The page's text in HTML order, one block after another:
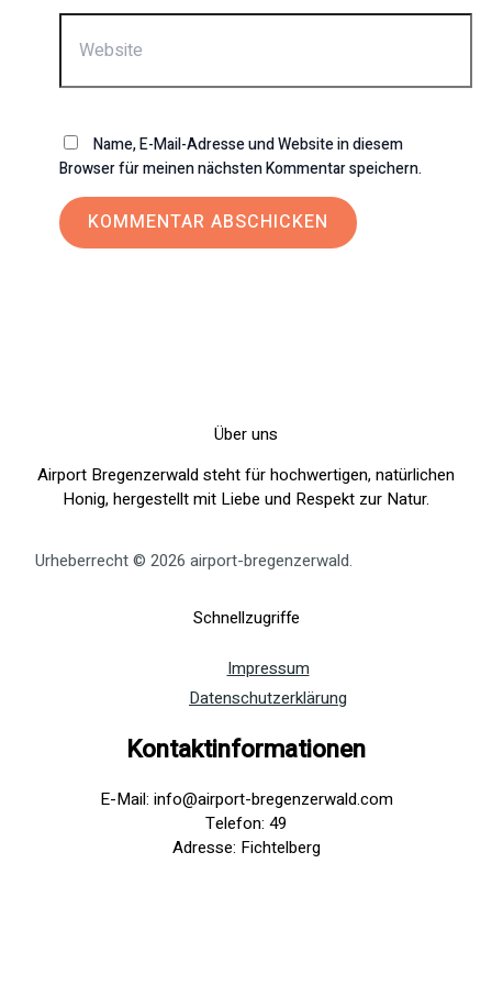
Website
Name, E-Mail-Adresse und Website in diesem
Browser für meinen nächsten Kommentar speichern.
Über uns
Airport Bregenzerwald steht für hochwertigen, natürlichen
Honig, hergestellt mit Liebe und Respekt zur Natur.
Urheberrecht © 2026 airport-bregenzerwald.
Schnellzugriffe
Impressum
Datenschutzerklärung
Kontaktinformationen
E-Mail: info@airport-bregenzerwald.com
Telefon: 49
Adresse: Fichtelberg